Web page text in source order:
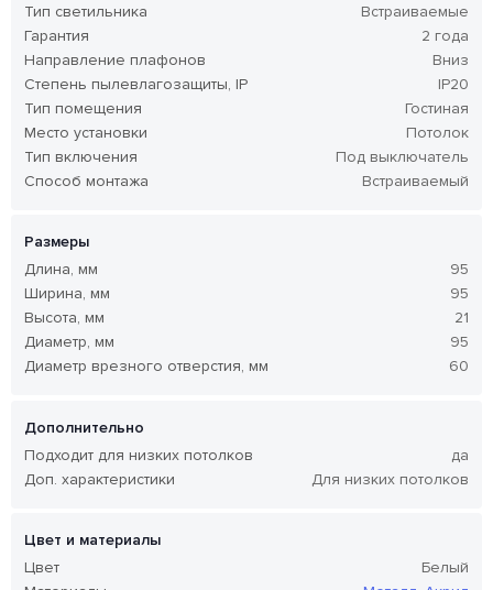
Тип светильника
Встраиваемые
Гарантия
2 года
Направление плафонов
Вниз
Степень пылевлагозащиты, IP
IP20
Тип помещения
Гостиная
Место установки
Потолок
Тип включения
Под выключатель
Способ монтажа
Встраиваемый
Размеры
Длина, мм
95
Ширина, мм
95
Высота, мм
21
Диаметр, мм
95
Диаметр врезного отверстия, мм
60
Дополнительно
Подходит для низких потолков
да
Доп. характеристики
Для низких потолков
Цвет и материалы
Цвет
Белый